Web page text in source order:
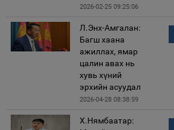
2026-02-25 09:25:06
Л.Энх-Амгалан:
Багш хаана
ажиллах, ямар
цалин авах нь
хувь хүний
эрхийн асуудал
2026-04-28 08:38:59
Х.Нямбаатар: